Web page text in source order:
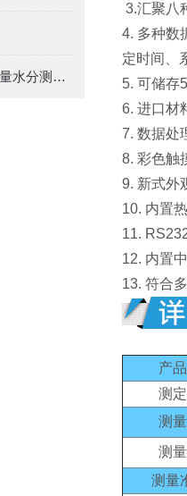
石油产品中含水的危害及微量水分测定的意义
3.汇聚八
4. 多种数
定时间、
5. 可储存
6. 进口材
7. 数据处
8. 彩色触
9. 新式外
10. 内置
11.
12. 内置
13. 符合
产
测
测
测
测量